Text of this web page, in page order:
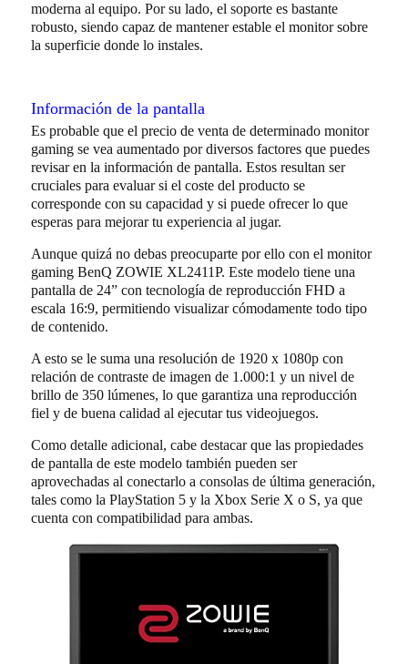
moderna al equipo. Por su lado, el soporte es bastante
robusto, siendo capaz de mantener estable el monitor sobre
la superficie donde lo instales.
Información de la pantalla
Es probable que el precio de venta de determinado monitor
gaming se vea aumentado por diversos factores que puedes
revisar en la información de pantalla. Estos resultan ser
cruciales para evaluar si el coste del producto se
corresponde con su capacidad y si puede ofrecer lo que
esperas para mejorar tu experiencia al jugar.
Aunque quizá no debas preocuparte por ello con el monitor
gaming BenQ ZOWIE XL2411P. Este modelo tiene una
pantalla de 24” con tecnología de reproducción FHD a
escala 16:9, permitiendo visualizar cómodamente todo tipo
de contenido.
A esto se le suma una resolución de 1920 x 1080p con
relación de contraste de imagen de 1.000:1 y un nivel de
brillo de 350 lúmenes, lo que garantiza una reproducción
fiel y de buena calidad al ejecutar tus videojuegos.
Como detalle adicional, cabe destacar que las propiedades
de pantalla de este modelo también pueden ser
aprovechadas al conectarlo a consolas de última generación,
tales como la PlayStation 5 y la Xbox Serie X o S, ya que
cuenta con compatibilidad para ambas.